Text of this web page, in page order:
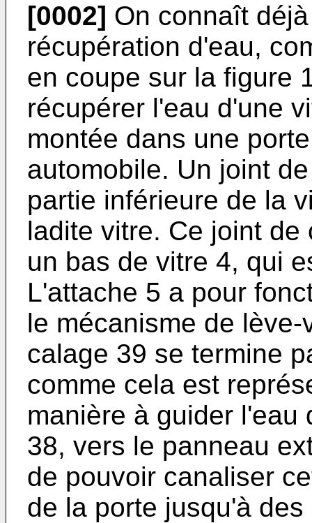
[0002] On connaît
récupération d'eau,
en coupe sur la figure
récupérer l'eau d'une
montée dans une
automobile. Un joint
partie inférieure de la
ladite vitre. Ce joint
un bas de vitre 4, qui
L'attache 5 a pour
le mécanisme de
calage 39 se termine
comme cela est
manière à guider l'eau
38, vers le panneau
de pouvoir canaliser
de la porte jusqu'à